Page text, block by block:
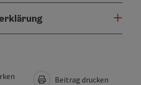
Beitrag drucken